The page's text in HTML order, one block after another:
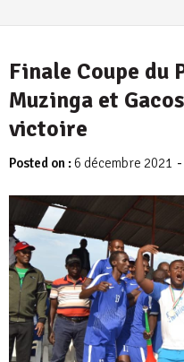
Finale Coupe du
Muzinga et
victoire
Posted on :6 décembre 2021 -